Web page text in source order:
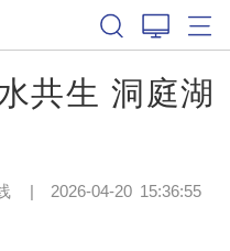
共生 洞庭湖
| 2026-04-20 15:36:55